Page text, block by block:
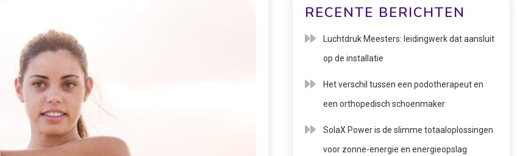
RECENTE BERICHTEN
Luchtdruk Meesters: leidingwerk dat aansluit
op de installatie
Het verschil tussen een podotherapeut en
een orthopedisch schoenmaker
SolaX Power is de slimme totaaloplossingen
voor zonne-energie en energieopslag